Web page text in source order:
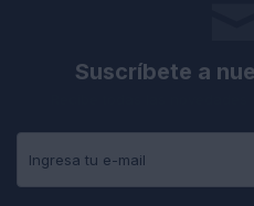
Suscríbete a